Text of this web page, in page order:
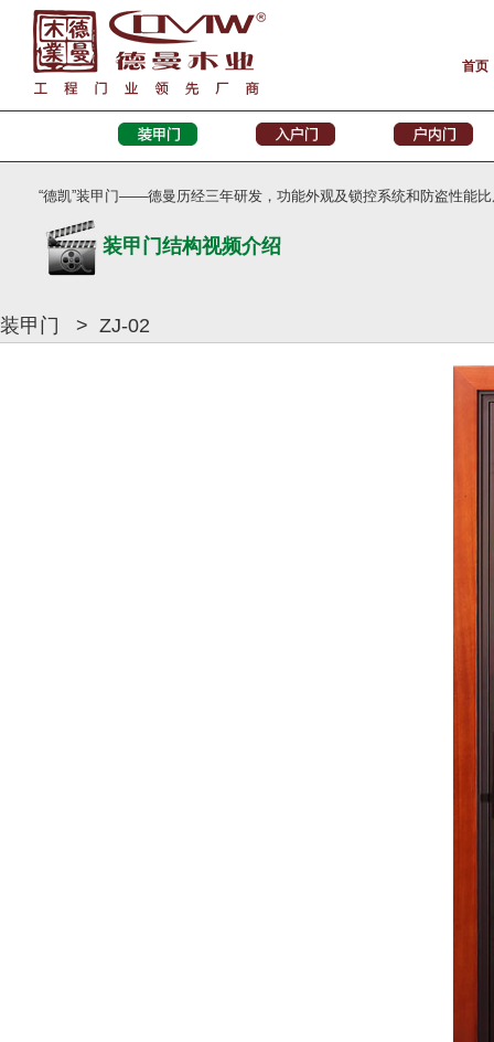
首页
“德凯”装甲门——德曼历经三年研发，功能外观及锁控系统和防盗性能
装甲门结构视频介绍
装甲门 > ZJ-02